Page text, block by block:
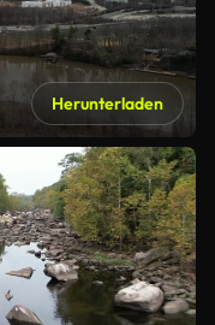
Herunterladen